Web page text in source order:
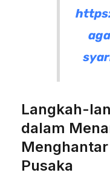
Langkah-
dalam
Pusaka